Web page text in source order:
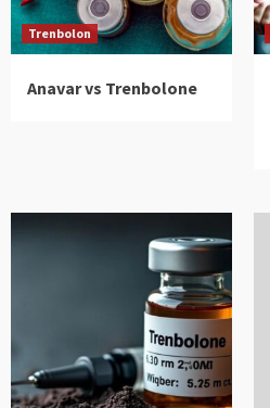
Trenbolon
Anavar vs Trenbolone